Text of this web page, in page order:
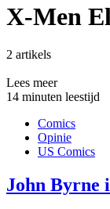
X-Men
2 artikels
Lees meer
14 minuten leestijd
Comics
Opinie
US Comics
John Byrne